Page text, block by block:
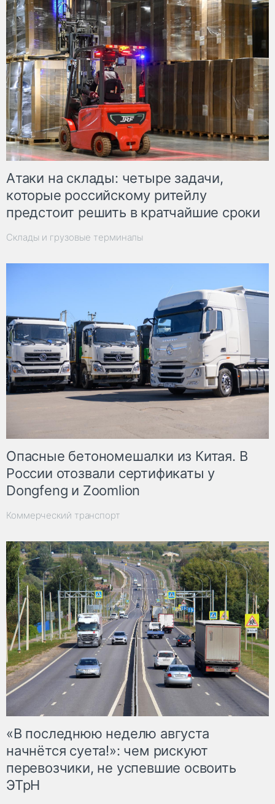
Атаки на склады: четыре задачи,
которые российскому ритейлу
предстоит решить в кратчайшие сроки
Склады и грузовые терминалы
Опасные бетономешалки из Китая. В
России отозвали сертификаты у
Dongfeng и Zoomlion
Коммерческий транспорт
«В последнюю неделю августа
начнётся суета!»: чем рискуют
перевозчики, не успевшие освоить
ЭТрН